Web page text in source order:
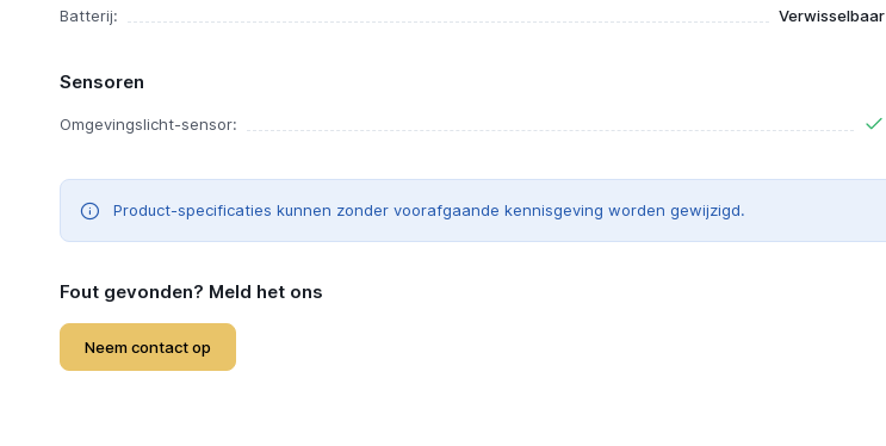
Batterij: Verwisselbaar
Sensoren
Omgevingslicht-sensor:
Product-specificaties kunnen zonder voorafgaande kennisgeving worden gewijzigd.
Fout gevonden? Meld het ons
Neem contact op